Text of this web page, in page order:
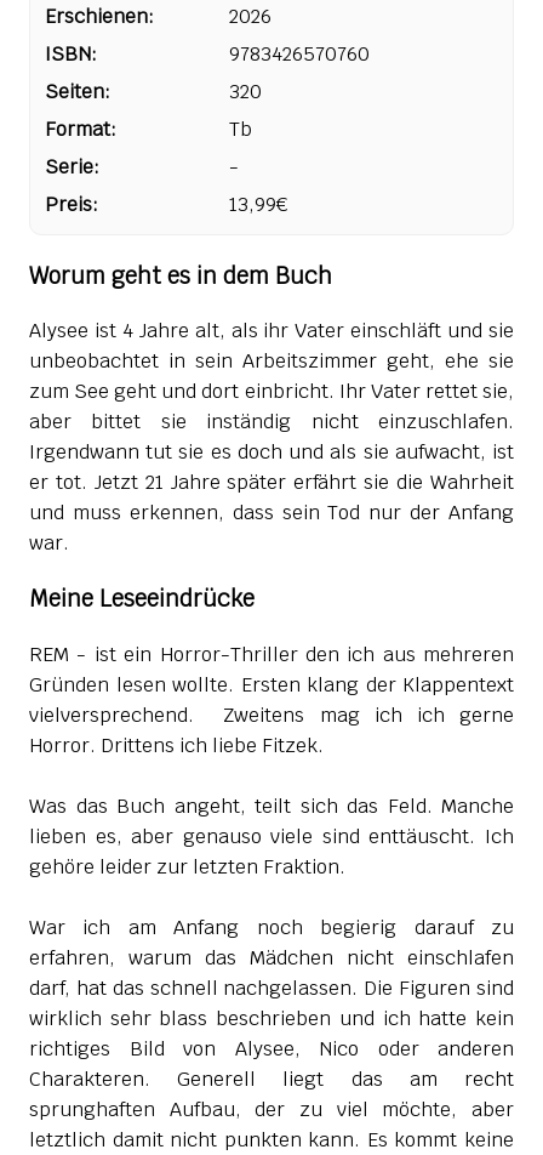
Erschienen:
2026
ISBN:
9783426570760
Seiten:
320
Format:
Tb
Serie:
-
Preis:
13,99€
Worum geht es in dem Buch
Alysee ist 4 Jahre alt, als ihr Vater einschläft und sie
unbeobachtet in sein Arbeitszimmer geht, ehe sie
zum See geht und dort einbricht. Ihr Vater rettet sie,
aber bittet sie inständig nicht einzuschlafen.
Irgendwann tut sie es doch und als sie aufwacht, ist
er tot. Jetzt 21 Jahre später erfährt sie die Wahrheit
und muss erkennen, dass sein Tod nur der Anfang
war.
Meine Leseeindrücke
REM - ist ein Horror-Thriller den ich aus mehreren
Gründen lesen wollte. Ersten klang der Klappentext
vielversprechend. Zweitens mag ich ich gerne
Horror. Drittens ich liebe Fitzek.
Was das Buch angeht, teilt sich das Feld. Manche
lieben es, aber genauso viele sind enttäuscht. Ich
gehöre leider zur letzten Fraktion.
War ich am Anfang noch begierig darauf zu
erfahren, warum das Mädchen nicht einschlafen
darf, hat das schnell nachgelassen. Die Figuren sind
wirklich sehr blass beschrieben und ich hatte kein
richtiges Bild von Alysee, Nico oder anderen
Charakteren. Generell liegt das am recht
sprunghaften Aufbau, der zu viel möchte, aber
letztlich damit nicht punkten kann. Es kommt keine